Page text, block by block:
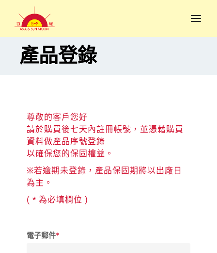
產品登錄
尊敬的客戶您好
請於購買後七天內註冊帳號，並憑藉購買
資料做產品序號登錄
以確保您的保固權益。
※若逾期未登錄，產品保固期將以出廠日
為主。
( * 為必填欄位 )
電子郵件*